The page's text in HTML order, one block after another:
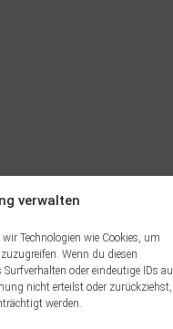
verwalten
Technologien wie Cookies, um
Wenn du diesen
oder eindeutige IDs
nicht erteilst oder zurückziehst,
werden.